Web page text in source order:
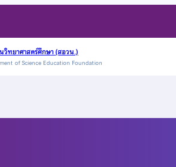
วิทยาศาสตร์ศึกษา (สอวน.)
of Science Education Foundation